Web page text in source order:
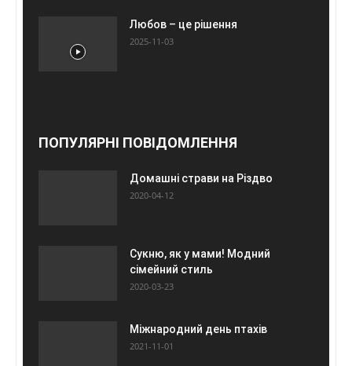
Любов – це рішення
2025-11-03
ПОПУЛЯРНІ ПОВІДОМЛЕННЯ
Домашні страви на Різдво
2020-04-12
Сукню, як у мами! Модний
сімейний стиль
2020-03-23
Міжнародний день птахів
2021-11-01